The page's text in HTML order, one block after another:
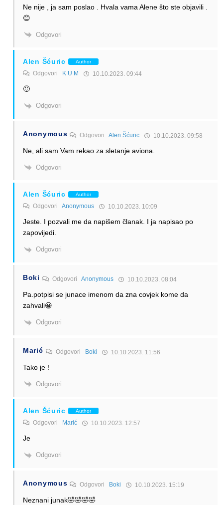
Ne nije , ja sam poslao . Hvala vama Alene što ste objavili .
😊
Odgovori
Alen Šćuric Author
Odgovori K U M 10.10.2023. 09:44
🙂
Odgovori
Anonymous OdgovoriAlen Šćuric 10.10.2023. 09:58
Ne, ali sam Vam rekao za sletanje aviona.
Odgovori
Alen Šćuric Author
Odgovori Anonymous 10.10.2023. 10:09
Jeste. I pozvali me da napišem članak. I ja napisao po
zapovijedi.
Odgovori
Boki Odgovori Anonymous 10.10.2023. 08:04
Pa.potpisi se junace imenom da zna covjek kome da
zahvali😀
Odgovori
Marić Odgovori Boki 10.10.2023. 11:56
Tako je !
Odgovori
Alen Šćuric Author
Odgovori Marić 10.10.2023. 12:57
Je
Odgovori
Anonymous Odgovori Boki 10.10.2023. 15:19
Neznani junak🤣🤣🤣🤣